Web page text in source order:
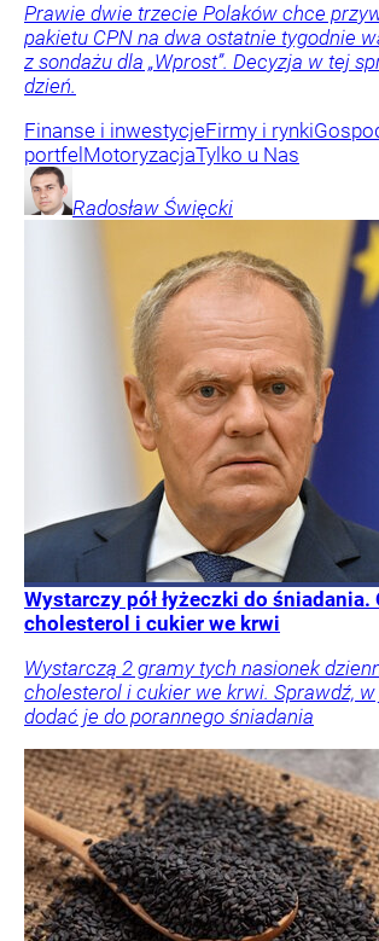
Prawie dwie trzecie Polaków chce
pakietu CPN na dwa ostatnie tygodnie
z sondażu dla „Wprost”. Decyzja w tej
dzień.
Finanse i inwestycjeFirmy i rynki
portfel MotoryzacjaTylko u Nas
Radosław Święcki
Wystarczy pół łyżeczki do śniadania.
cholesterol i cukier we krwi
Wystarczą 2 gramy tych nasionek
cholesterol i cukier we krwi. Sprawdź,
dodać je do porannego śniadania